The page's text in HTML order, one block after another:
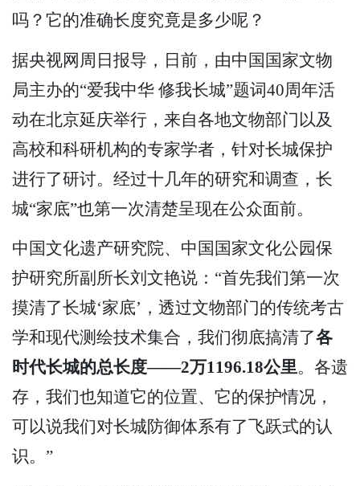
吗？它的准确长度究竟是多少呢？
据央视网周日报导，日前，由中国国家文物
局主办的“爱我中华 修我长城”题词40周年活
动在北京延庆举行，来自各地文物部门以及
高校和科研机构的专家学者，针对长城保护
进行了研讨。经过十几年的研究和调查，长
城“家底”也第一次清楚呈现在公众面前。
中国文化遗产研究院、中国国家文化公园保
护研究所副所长刘文艳说：“首先我们第一次
摸清了长城‘家底’，透过文物部门的传统考古
学和现代测绘技术集合，我们彻底搞清了各
时代长城的总长度——2万1196.18公里。各遗
存，我们也知道它的位置、它的保护情况，
可以说我们对长城防御体系有了飞跃式的认
识。”